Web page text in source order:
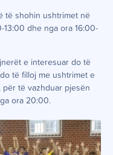
të shohin ushtrimet në
13:00 dhe nga ora 16:00-
e interesuar do të
të filloj me ushtrimet e
për të vazhduar pjesën
ora 20:00.